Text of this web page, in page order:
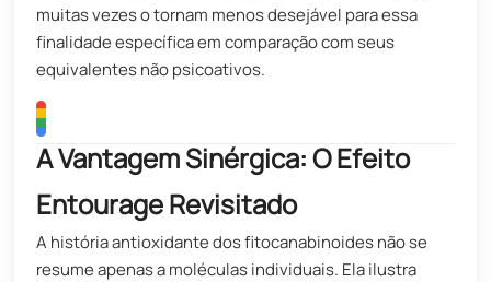
muitas vezes o tornam menos desejável para essa
finalidade específica em comparação com seus
equivalentes não psicoativos.
A Vantagem Sinérgica: O Efeito
Entourage Revisitado
A história antioxidante dos fitocanabinoides não se
resume apenas a moléculas individuais. Ela ilustra